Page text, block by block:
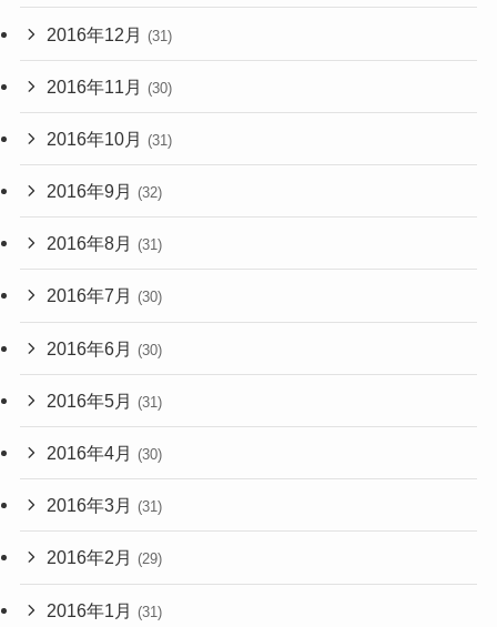
2016年12月 (31)
2016年11月 (30)
2016年10月 (31)
2016年9月 (32)
2016年8月 (31)
2016年7月 (30)
2016年6月 (30)
2016年5月 (31)
2016年4月 (30)
2016年3月 (31)
2016年2月 (29)
2016年1月 (31)